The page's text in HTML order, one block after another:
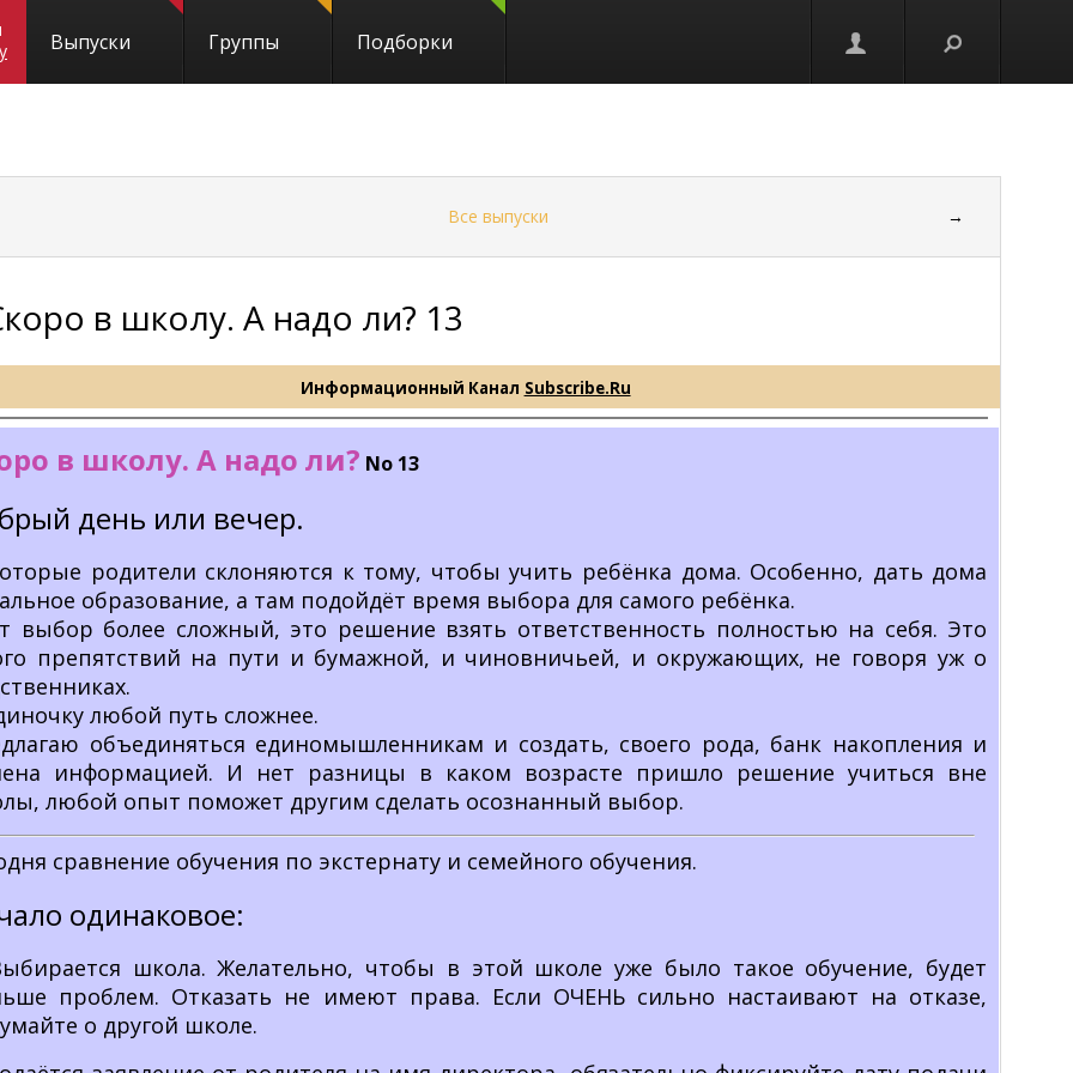
Выпуски Группы Подборки
Все выпуски →
в школу. А надо ли? 13
Информационный Канал Subscribe.Ru
в школу. А надо ли? No 13
день или вечер.
родители склоняются к тому, чтобы учить ребёнка дома. Особенно, дать дома
образование, а там подойдёт время выбора для самого ребёнка.
выбор более сложный, это решение взять ответственность полностью на себя. Это
препятствий на пути и бумажной, и чиновничьей, и окружающих, не говоря уж о
любой путь сложнее.
объединяться единомышленникам и создать, своего рода, банк накопления и
информацией. И нет разницы в каком возрасте пришло решение учиться вне
любой опыт поможет другим сделать осознанный выбор.
сравнение обучения по экстернату и семейного обучения.
одинаковое:
школа. Желательно, чтобы в этой школе уже было такое обучение, будет
проблем. Отказать не имеют права. Если ОЧЕНЬ сильно настаивают на отказе,
о другой школе.